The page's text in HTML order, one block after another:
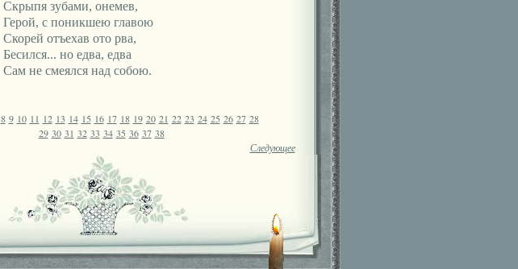
Скрыпя зубами, онемев,
Герой, с поникшею главою
Скорей отъехав ото рва,
Бесился... но едва, едва
Сам не смеялся над собою.
8 9 10 11 12 13 14 15 16 17 18 19 20 21 22 23 24 25 26 27 28
29 30 31 32 33 34 35 36 37 38
Следующее